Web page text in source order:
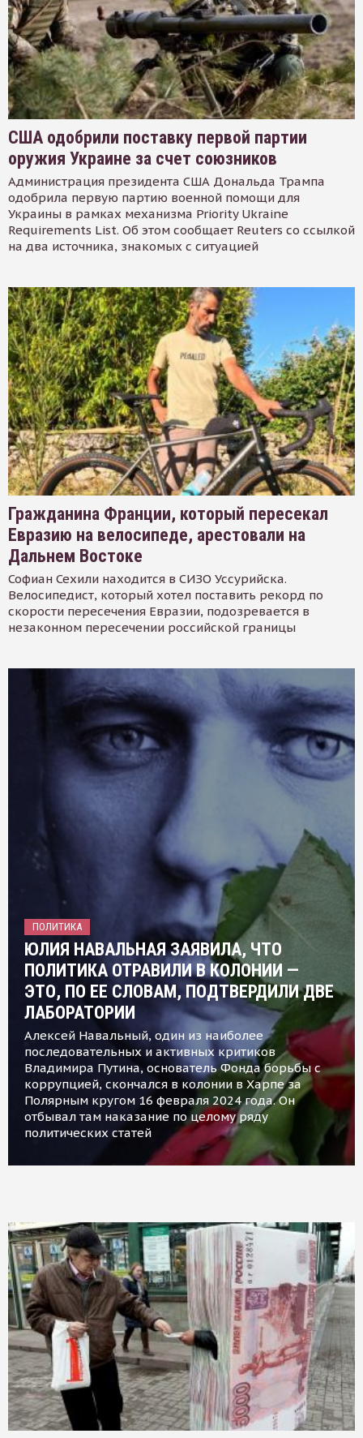
США одобрили поставку первой партии
оружия Украине за счет союзников
Администрация президента США Дональда Трампа
одобрила первую партию военной помощи для
Украины в рамках механизма Priority Ukraine
Requirements List. Об этом сообщает Reuters со ссылкой
на два источника, знакомых с ситуацией
Гражданина Франции, который пересекал
Евразию на велосипеде, арестовали на
Дальнем Востоке
Софиан Сехили находится в СИЗО Уссурийска.
Велосипедист, который хотел поставить рекорд по
скорости пересечения Евразии, подозревается в
незаконном пересечении российской границы
ПОЛИТИКА
ЮЛИЯ НАВАЛЬНАЯ ЗАЯВИЛА, ЧТО
ПОЛИТИКА ОТРАВИЛИ В КОЛОНИИ —
ЭТО, ПО ЕЕ СЛОВАМ, ПОДТВЕРДИЛИ ДВЕ
ЛАБОРАТОРИИ
Алексей Навальный, один из наиболее
последовательных и активных критиков
Владимира Путина, основатель Фонда борьбы с
коррупцией, скончался в колонии в Харпе за
Полярным кругом 16 февраля 2024 года. Он
отбывал там наказание по целому ряду
политических статей